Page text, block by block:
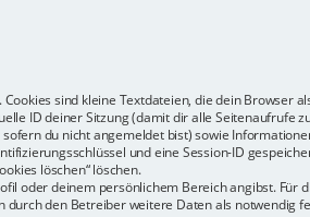
sind kleine Textdateien, die dein Browser
ID deiner Sitzung (damit dir alle Seitenaufrufe
du nicht angemeldet bist) sowie
und eine Session-ID
löschen“ löschen.
oder deinem persönlichem Bereich angibst. Für
den Betreiber weitere Daten als notwendig